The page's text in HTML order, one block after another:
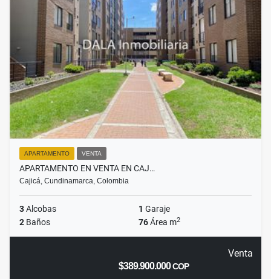
APARTAMENTO VENTA
APARTAMENTO EN VENTA EN CAJ…
Cajicá, Cundinamarca, Colombia
3Alcobas 1 Garaje
2 Baños 76Área m2
Venta
$389.900.000COP